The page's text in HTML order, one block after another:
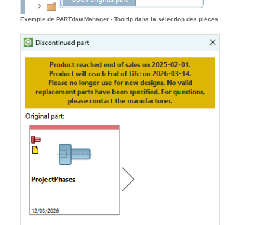
Exemple de PARTdataManager - Tooltip dans la sélection des pièces